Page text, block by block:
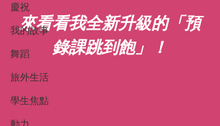
慶祝
我的故事
舞蹈
旅外生活
學生焦點
來看看我全新升級的「預
錄課跳到飽」！